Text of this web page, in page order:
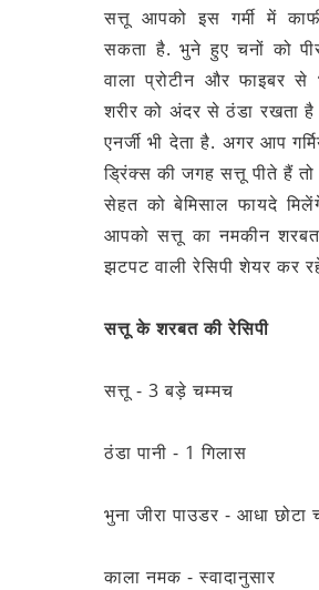
सत्तू आपको इस गर्मी में
सकता है. भुने हुए चनों को
वाला प्रोटीन और फाइबर से
शरीर को अंदर से ठंडा रखता है
एनर्जी भी देता है. अगर आप
ड्रिंक्स की जगह सत्तू पीते हैं
सेहत को बेमिसाल फायदे
आपको सत्तू का नमकीन
झटपट वाली रेसिपी शेयर कर
सत्तू के शरबत की रेसिपी
सत्तू - 3 बड़े चम्मच
ठंडा पानी - 1 गिलास
भुना जीरा पाउडर - आधा छोटा
काला नमक - स्वादानुसार